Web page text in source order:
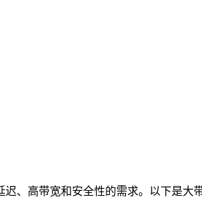
、高带宽和安全性的需求。以下是大